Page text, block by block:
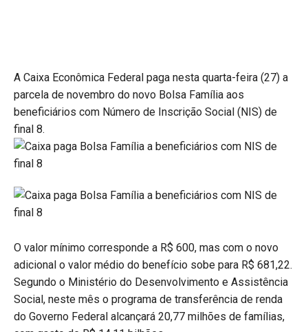
A Caixa Econômica Federal paga nesta quarta-feira (27) a
parcela de novembro do novo Bolsa Família aos
beneficiários com Número de Inscrição Social (NIS) de
final 8.
O valor mínimo corresponde a R$ 600, mas com o novo
adicional o valor médio do benefício sobe para R$ 681,22.
Segundo o Ministério do Desenvolvimento e Assistência
Social, neste mês o programa de transferência de renda
do Governo Federal alcançará 20,77 milhões de famílias,